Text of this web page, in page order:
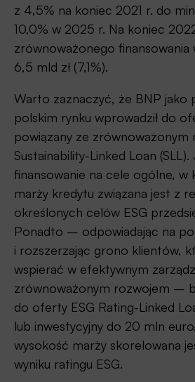
z 4,5% na koniec 2021 r. do
10,0% w 2025 r. Na koniec
zrównoważonego finansowania
6,5 mld zł (7,1%).
Warto zaznaczyć, że BNP jako
polskim rynku wprowadził do
powiązany ze zrównoważonym
Sustainability-Linked Loan
finansowanie na cele ogólne, w
marży kredytu związana jest z
określonych celów ESG
Ponadto – odpowiadając na
i rozszerzając grono klientów,
wspierać w efektywnym
zrównoważonym rozwojem –
do oferty ESG Rating-Linked
lub inwestycyjny do 20 mln
wysokość marży skorelowana
wyniku ratingu ESG.